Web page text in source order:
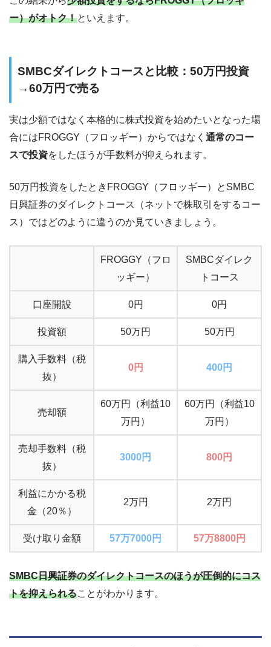
ー）がオトク！といえます。
SMBCダイレクトコースと比較：50万円投資
→60万円で売る
実は少額ではなく本格的に株式投資を始めたいとなった場
合にはFROGGY（フロッギー）からではなく 通常のコー
スで投資をしたほうが手数料が抑えられます。
50万円投資をしたときFROGGY（フロッギー）とSMBC
日興証券のダイレクトコース（ネットで株取引をするコー
ス）ではどのように違うのか見ていきましょう。
FROGGY（フロ
ッギー）
SMBCダイレク
トコース
口座開設 0円 0円
投資額 50万円 50万円
購入手数料（税
抜）
0円 400円
売却額
60万円（利益10
万円）
60万円（利益10
万円）
売却手数料（税
抜）
3000円 800円
利益にかかる税
金（20％）
2万円 2万円
受け取り金額 57万7000円 57万8800円
SMBC日興証券のダイレクトコースのほうが圧倒的にコス
トを抑えられることがわかります。